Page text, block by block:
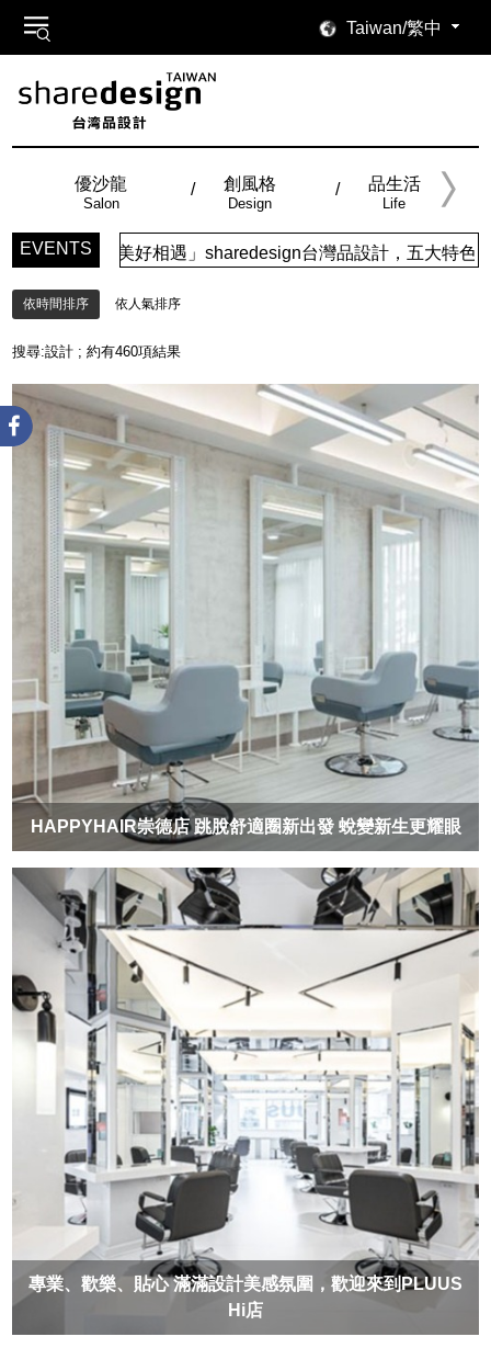
Taiwan/繁中
優沙龍
Salon
創風格
Design
品生活
Life
EVENTS
好相遇」sharedesign台灣品設計，五大特色主題，簡潔視覺
依時間排序 依人氣排序
搜尋:設計 ; 約有460項結果
HAPPYHAIR崇德店 跳脫舒適圈新出發 蛻變新生更耀眼
專業、歡樂、貼心 滿滿設計美感氛圍，歡迎來到PLUUS
Hi店